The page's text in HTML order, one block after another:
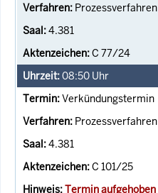
Prozessverfahren
4.381
C 77/24
08:50 Uhr
Verkündungstermin
Prozessverfahren
4.381
C 101/25
Termin aufgehoben